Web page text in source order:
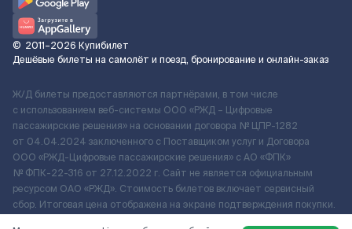
© 2011–2026 Купибилет
Дешёвые билеты на самолёт и поезд, бронирование и онлайн-заказ
Ж/Д билеты предоставляются партнёрами, в том числе
с использованием веб-системы ООО «РЖД – Цифровые
пассажирские решения» на основании договора № ЦПР-1282
от 04.04.2024 заключенного с Поставщиком услуг и Договора
ООО «РЖД-Цифровые пассажирские решения» c АО «ФПК»
№ ФПК-22-316 от 27.12.2022 г. Сайт не является официальным
ресурсом ОАО «РЖД». Стоимость билетов включает сервисный
сбор. Итоговая цена отображена на экране подтверждения покупки.